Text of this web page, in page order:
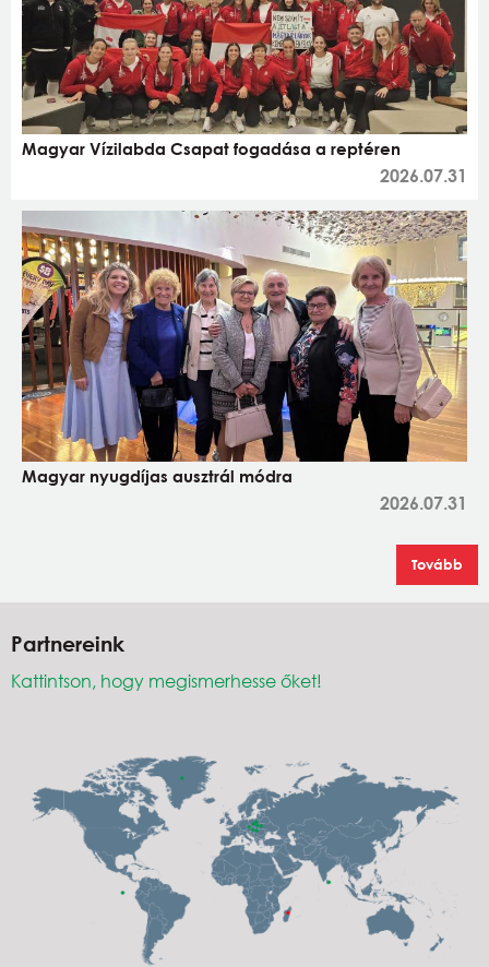
Magyar Vízilabda Csapat fogadása a reptéren
2026.07.31
Magyar nyugdíjas ausztrál módra
2026.07.31
Tovább
Partnereink
Kattintson, hogy megismerhesse őket!